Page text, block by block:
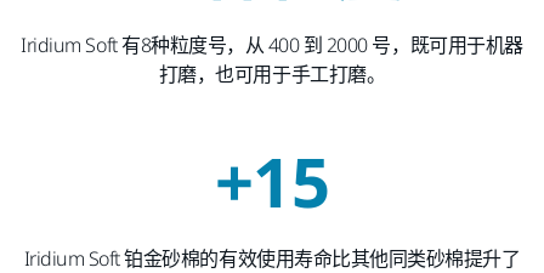
Iridium Soft 有8种粒度号，从 400 到 2000 号，既可用于机器
打磨，也可用于手工打磨。
+15
Iridium Soft 铂金砂棉的有效使用寿命比其他同类砂棉提升了